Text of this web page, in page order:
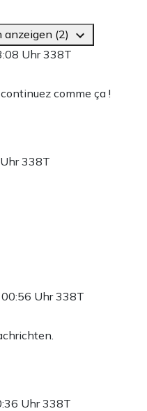
(2)
Uhr338T
comme ça !
338T
Uhr338T
Uhr338T